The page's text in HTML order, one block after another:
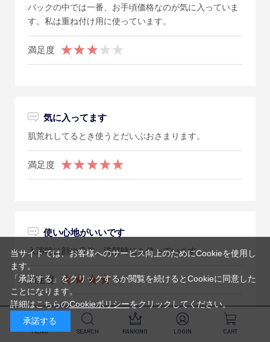
MENU SEARCH RANKING LOGIN CART
パックの中では一番、お手頃価格なのが気に入っていま
す。私は重ね付け用に使っています。
満足度
気に入ってます
肌荒れしてるとき使うとだいぶおさまります。
満足度
使い心地がいいです
入浴時に顔や身体、洗髪時にも使っています。
満足度
当サイトでは、お客様へのサービス向上のためにCookieを使用し
ます。
「承諾する」をクリックするか閲覧を続けるとCookieに同意した
ことになります。
詳細はこちらのCookieポリシーをクリックしてください。
承諾する